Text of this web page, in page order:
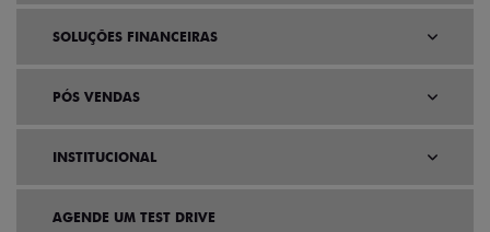
SOLUÇÕES FINANCEIRAS
PÓS VENDAS
INSTITUCIONAL
AGENDE UM TEST DRIVE